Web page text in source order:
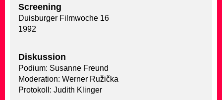
Screening
Duisburger Filmwoche 16
1992
Diskussion
Podium: Susanne Freund
Moderation: Werner Ružička
Protokoll: Judith Klinger